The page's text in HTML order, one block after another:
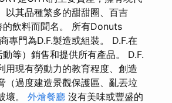
以其品種繁多的甜甜圈、百吉
飲料而聞名。 所有Donuts
專門為D.F.製造或組裝。 D.F.在
等）銷售和提供所有產品。 D.F.
用現有勞動力的教育程度、創造
（過度建造景觀保護區、亂丟垃
壞。 外燴餐廳 沒有美味或豐盛的